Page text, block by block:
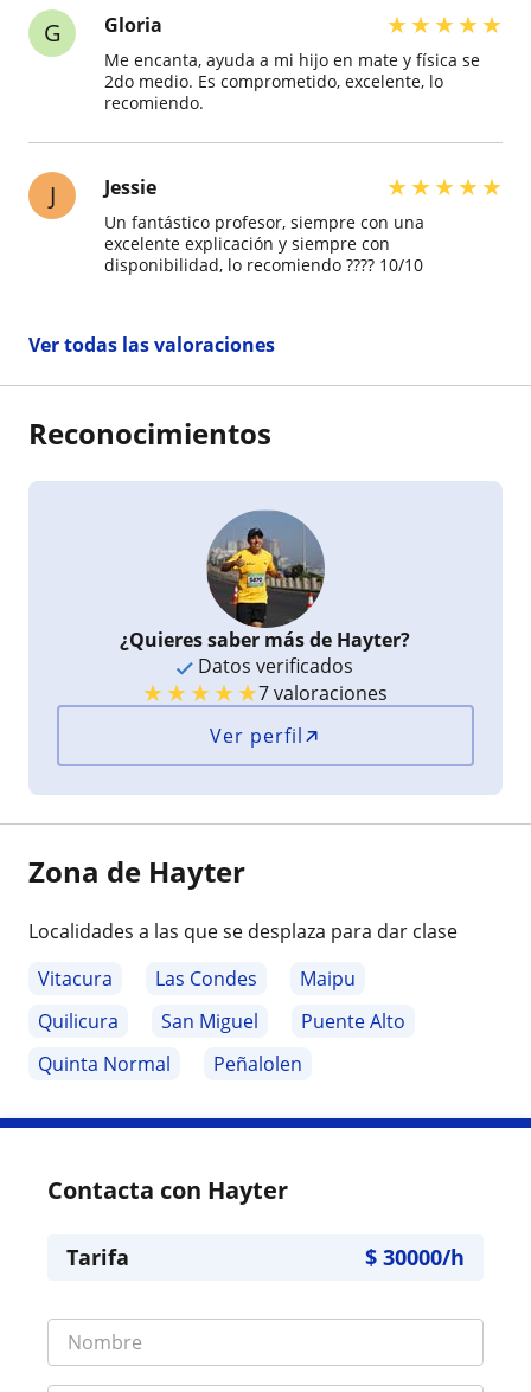
G Gloria ★★★★★
Me encanta, ayuda a mi hijo en mate y física se
2do medio. Es comprometido, excelente, lo
recomiendo.
J Jessie ★★★★★
Un fantástico profesor, siempre con una
excelente explicación y siempre con
disponibilidad, lo recomiendo ???? 10/10
Ver todas las valoraciones
Reconocimientos
¿Quieres saber más de Hayter?
Datos verificados
★★★★★7 valoraciones
Ver perfil
Zona de Hayter
Localidades a las que se desplaza para dar clase
Vitacura
Las Condes
Maipu
Quilicura
San Miguel
Puente Alto
Quinta Normal
Peñalolen
Contacta con Hayter
Tarifa $ 30000/h